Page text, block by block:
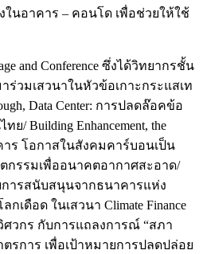
งในอาคาร – คอนโด เพื่อช่วยให้ใช้
and Conference ซึ่งได้วิทยากรชั้น
ร่วมเสวนาในหัวข้อเกาะกระแสเท
Data Center: การปลดล๊อคข้อ
/ Building Enhancement, the
คาร โอกาสในสังคมคาร์บอนเป็น
ตกรรมเพื่ออนาคตอากาศสะอาด/
การสนับสนุนจากธนาคารแห่ง
เดือด ในเสวนา Climate Finance
วิศวกร กับการแถลงการณ์ “สภา
รการ เพื่อเป้าหมายการปลดปล่อย